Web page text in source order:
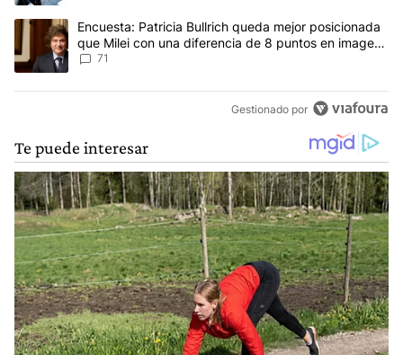
Un artículo de tendencia con el título "Encuesta: Patricia
Encuesta: Patricia Bullrich queda mejor posicionada
que Milei con una diferencia de 8 puntos en imagen
negativa
71
Gestionado por